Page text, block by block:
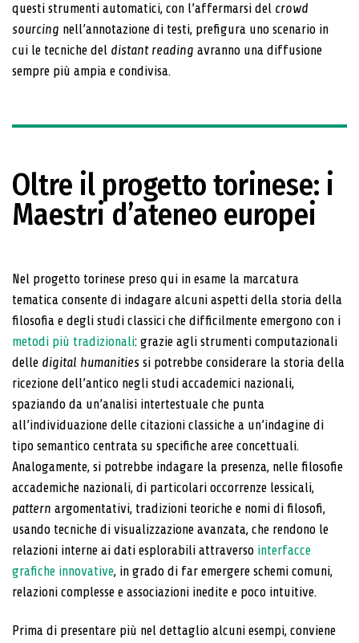
questi strumenti automatici, con l’affermarsi del crowd
sourcing nell’annotazione di testi, prefigura uno scenario in
cui le tecniche del distant reading avranno una diffusione
sempre più am­pia e condivisa.
Oltre il progetto torinese: i
Maestri d’ateneo europei
Nel progetto torinese preso qui in esame la marcatu­ra
tematica consente di indagare alcuni aspetti della storia della
filosofia e degli studi classici che difficil­mente emergono con i
metodi più tradizionali: gra­zie agli strumenti computazionali
delle digital huma­nities si potrebbe considerare la storia della
ricezione dell’antico negli studi accademici nazionali,
spaziando da un’analisi intertestuale che punta
all’individuazione delle citazioni classiche a un’indagine di
tipo seman­tico centrata su specifiche aree concettuali.
Analoga­mente, si potrebbe indagare la presenza, nelle filosofie
accademiche nazionali, di particolari occorrenze lessi­cali,
pattern argomentativi, tradizioni teoriche e nomi di filosofi,
usando tecniche di visualizzazione avanza­ta, che rendono le
relazioni interne ai dati esplorabili attraverso interfacce
grafiche innovative, in grado di far emergere schemi comuni,
relazioni complesse e associazioni inedite e poco intuitive.
Prima di presentare più nel dettaglio alcuni esempi, conviene